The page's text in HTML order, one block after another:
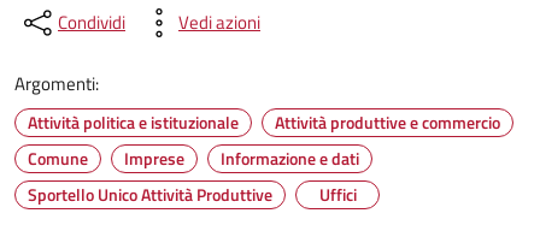
Condividi Vedi azioni
Argomenti:
Attività politica e istituzionale
Attività produttive e commercio
Comune
Imprese
Informazione e dati
Sportello Unico Attività Produttive
Uffici